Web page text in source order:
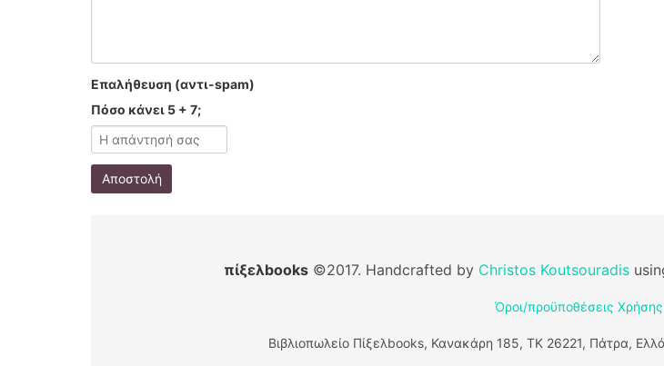
Επαλήθευση (αντι-spam)
Πόσο κάνει 5 + 7;
Αποστολή
πίξελbooks ©2017. Handcrafted by Christos Koutsouradis
Όροι/προϋποθέσεις
Βιβλιοπωλείο Πίξελbooks, Κανακάρη 185, ΤΚ 26221, Πάτρα,